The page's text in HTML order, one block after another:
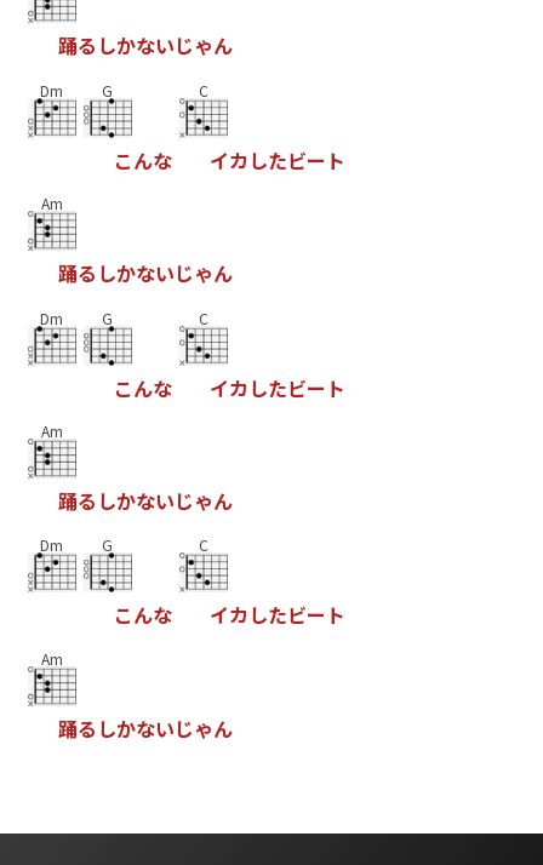
踊る しかないじゃん
Dm G
こんな
C
イカ したビー ト
Am
踊る しかないじゃん
Dm G
こんな
C
イカ したビー ト
Am
踊る しかないじゃん
Dm G
こんな
C
イカ したビー ト
Am
踊る しかないじゃん